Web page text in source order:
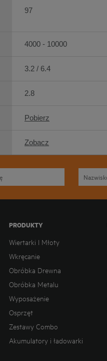
97
4000 - 10000
3.2 / 6.4
2.8
Pobierz
Zobacz
PRODUKTY
Wiertarki I Młoty
Wkręcanie
Obróbka Drewna
Obróbka Metalu
Wyposażenie
Osprzęt
Zestawy Combo
Akumulatory i ładowarki